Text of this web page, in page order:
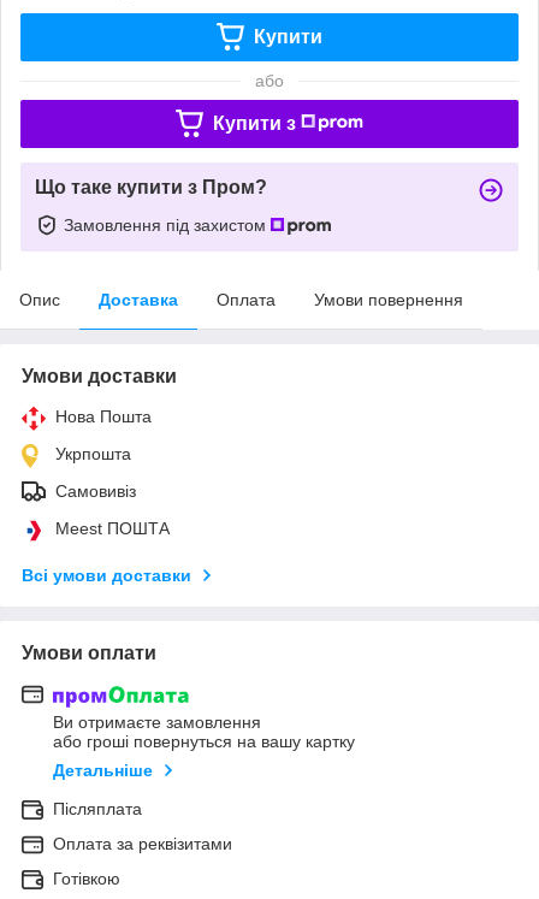
Купити
або
Купити з
Що таке купити з Пром?
Замовлення під захистом
Опис Доставка Оплата Умови повернення
Умови доставки
Нова Пошта
Укрпошта
Самовивіз
Meest ПОШТА
Всі умови доставки
Умови оплати
Ви отримаєте замовлення
або гроші повернуться на вашу картку
Детальніше
Післяплата
Оплата за реквізитами
Готівкою